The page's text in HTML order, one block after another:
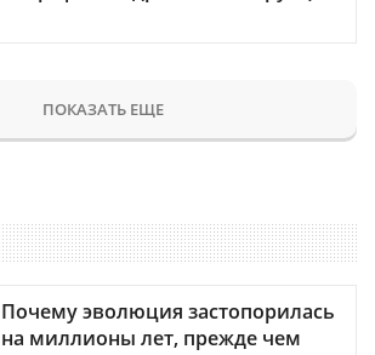
ПОКАЗАТЬ ЕЩЕ
Почему эволюция застопорилась
на миллионы лет, прежде чем